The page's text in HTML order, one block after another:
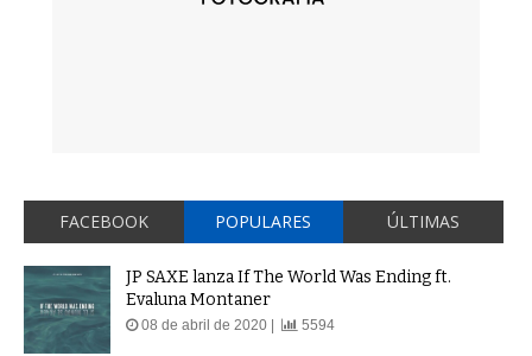
FACEBOOK POPULARES ÚLTIMAS
JP SAXE lanza If The World Was Ending ft.
Evaluna Montaner
08 de abril de 2020 | 5594